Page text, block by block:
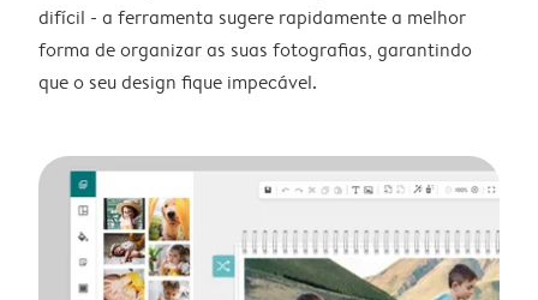
difícil - a ferramenta sugere rapidamente a melhor
forma de organizar as suas fotografias, garantindo
que o seu design fique impecável.